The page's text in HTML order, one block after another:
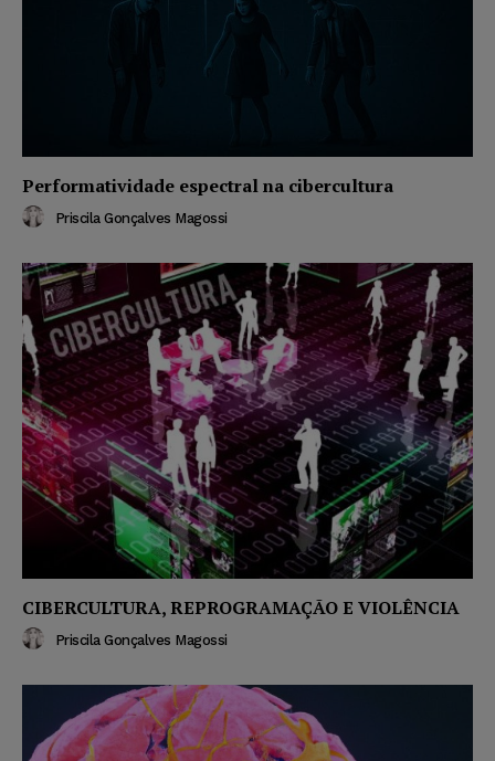
Performatividade espectral na cibercultura
Priscila Gonçalves Magossi
CIBERCULTURA, REPROGRAMAÇÃO E VIOLÊNCIA
Priscila Gonçalves Magossi